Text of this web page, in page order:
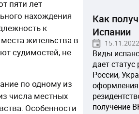
пяти лет
нахождения
к
жительства в
судимостей, не
по одному из
числа местных
Особенности
Как
Испании
15.11.2022
Виды
дает
России,
оформления
получение